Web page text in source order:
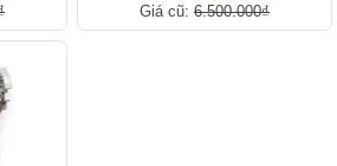
Giá cũ: 6.500.000₫